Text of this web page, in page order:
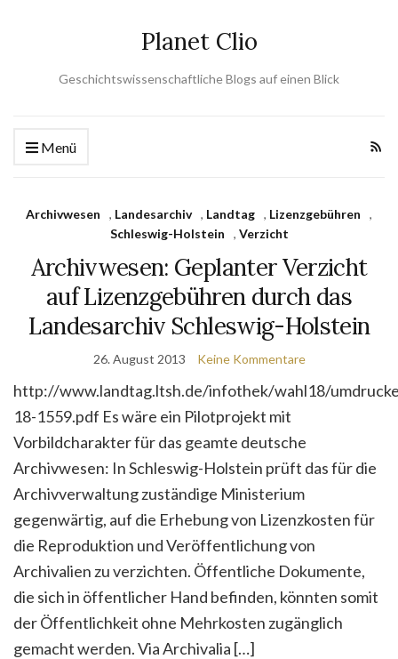
Planet Clio
Geschichtswissenschaftliche Blogs auf einen Blick
Menü
Archivwesen , Landesarchiv , Landtag , Lizenzgebühren
,
Schleswig-Holstein
, Verzicht
Archivwesen: Geplanter Verzicht
auf Lizenzgebühren durch das
Landesarchiv Schleswig-Holstein
26. August 2013 Keine Kommentare
http://www.landtag.ltsh.de/infothek/wahl18/
18-1559.pdf Es wäre ein Pilotprojekt mit
Vorbildcharakter für das geamte deutsche
Archivwesen: In Schleswig-Holstein prüft das für die
Archivverwaltung zuständige Ministerium
gegenwärtig, auf die Erhebung von Lizenzkosten für
die Reproduktion und Veröffentlichung von
Archivalien zu verzichten. Öffentliche Dokumente,
die sich in öffentlicher Hand befinden, könnten somit
der Öffentlichkeit ohne Mehrkosten zugänglich
gemacht werden. Via Archivalia […]